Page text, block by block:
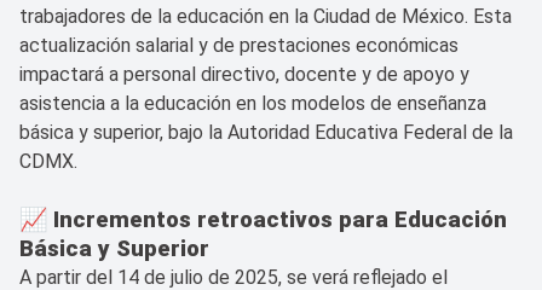
trabajadores de la educación en la Ciudad de México. Esta
actualización salarial y de prestaciones económicas
impactará a personal directivo, docente y de apoyo y
asistencia a la educación en los modelos de enseñanza
básica y superior, bajo la Autoridad Educativa Federal de la
CDMX.
📈 Incrementos retroactivos para Educación
Básica y Superior
A partir del 14 de julio de 2025, se verá reflejado el